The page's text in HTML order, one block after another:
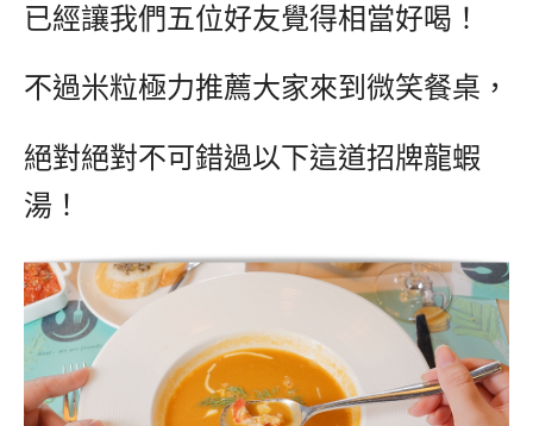
已經讓我們五位好友覺得相當好喝！
不過米粒極力推薦大家來到微笑餐桌，
絕對絕對不可錯過以下這道招牌龍蝦
湯！